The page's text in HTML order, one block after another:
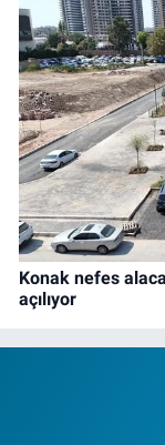
Konak nefes
açılıyor